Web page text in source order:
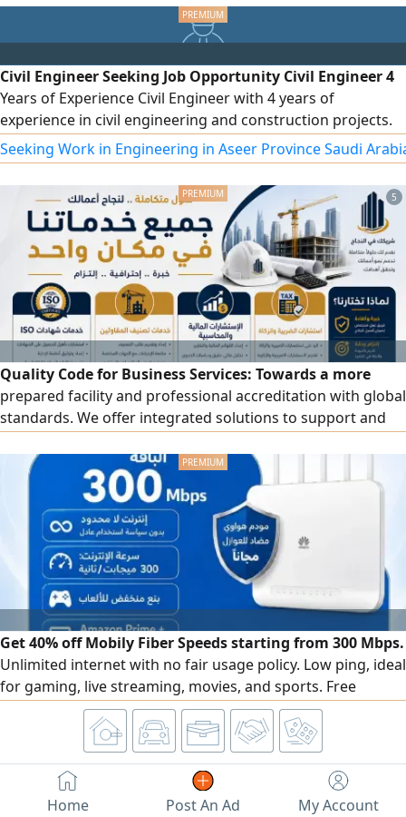
للطباعة أو الارسال. ترجمة التقارير الطبية، العقود، الخطابات، السيرة
الذاتية، الشهادات، والمستندات المختلفة وترجمة فوريه للقاءات
Civil Engineer Seeking Job Opportunity Civil Engineer 4
Years of Experience Civil Engineer with 4 years of
experience in civil engineering and construction projects.
Experienced in Site supervision and execution Monitoring
workers and subcontractors Reading and reviewing
drawings Quantity take - off and measurements Following
up on site activities and work progress I am currently
looking
Seeking Work in Engineering in Aseer Province Saudi
5
Quality Code for Business Services: Towards a more
prepared facility and professional accreditation with global
standards. We offer integrated solutions to support and
We provide a wide range of quality certificates and
management systems: ISO 9001, ISO 14001, ISO 45001, ISO
27001, ISO 22301, ISO 22000, in addition to other
certificates that match the nature of your business.
Contractor classification: preparing and organizing files,
fulfilling requirements, and follow-up until the
classification is issued in accordance with regulations.
Get 40% off Mobily Fiber Speeds starting from 300 Mbps.
Unlimited internet with no fair usage policy. Low ping, ideal
for gaming, live streaming, movies, and sports. Free
Huawei anti - interference modem. Installment options
available for iPhone or Android phones. First 3 months
only 172.5 SAR (including tax) After the offer,287 SAR per
month (including tax) Free installation and setup
Home
Post An Ad My Account